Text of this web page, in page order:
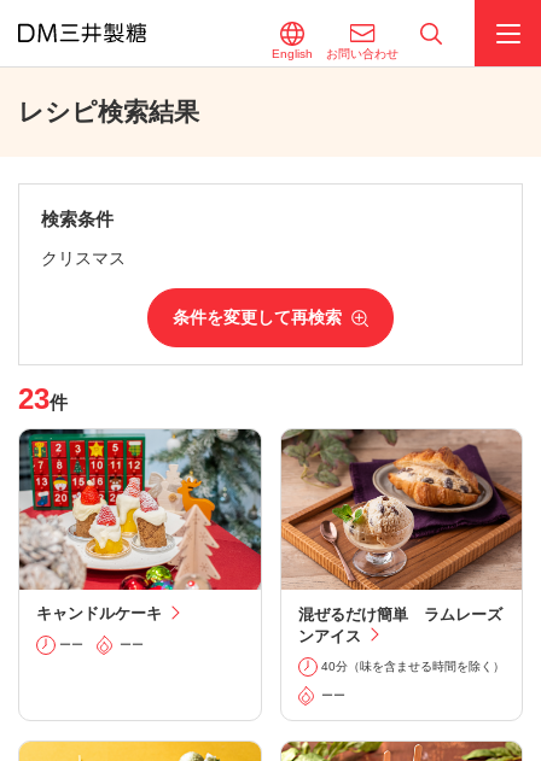
English お問い合わせ
レシピ検索結果
検索条件
クリスマス
条件を変更して再検索
23件
キャンドルケーキ
ーー ーー
混ぜるだけ簡単 ラムレーズ
ンアイス
40分（味を含ませる時間を除く）
ーー